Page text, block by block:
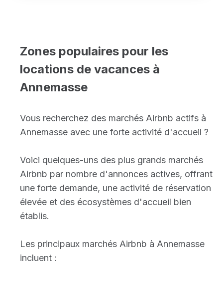
Zones populaires pour les
locations de vacances à
Annemasse
Vous recherchez des marchés Airbnb actifs à
Annemasse avec une forte activité d'accueil ?
Voici quelques-uns des plus grands marchés
Airbnb par nombre d'annonces actives, offrant
une forte demande, une activité de réservation
élevée et des écosystèmes d'accueil bien
établis.
Les principaux marchés Airbnb à Annemasse
incluent :